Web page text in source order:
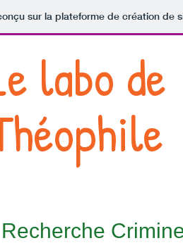
sur la plateforme de création de
labo de